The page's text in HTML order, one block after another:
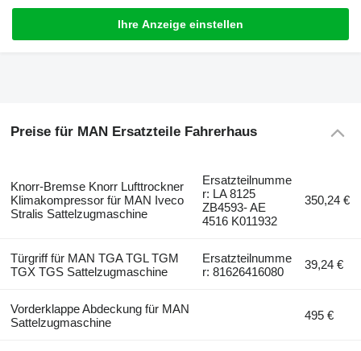
Ihre Anzeige einstellen
Preise für MAN Ersatzteile Fahrerhaus
Knorr-Bremse Knorr Lufttrockner
Klimakompressor für MAN Iveco
Stralis Sattelzugmaschine
Ersatzteilnumme
r: LA 8125
ZB4593- AE
4516 K011932
350,24 €
Türgriff für MAN TGA TGL TGM
TGX TGS Sattelzugmaschine
Ersatzteilnumme
r: 81626416080
39,24 €
Vorderklappe Abdeckung für MAN
Sattelzugmaschine
495 €